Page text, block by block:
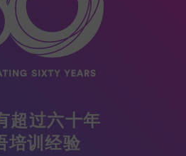
超过六十年
培训经验